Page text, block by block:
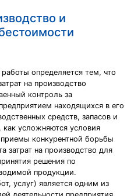
и
определяется тем, что
на производство
контроль за
находящихся в его
средств, запасов и
усложняются условия
конкурентной борьбы
затрат на производство для
решения по
продукции.
услуг) является одним из